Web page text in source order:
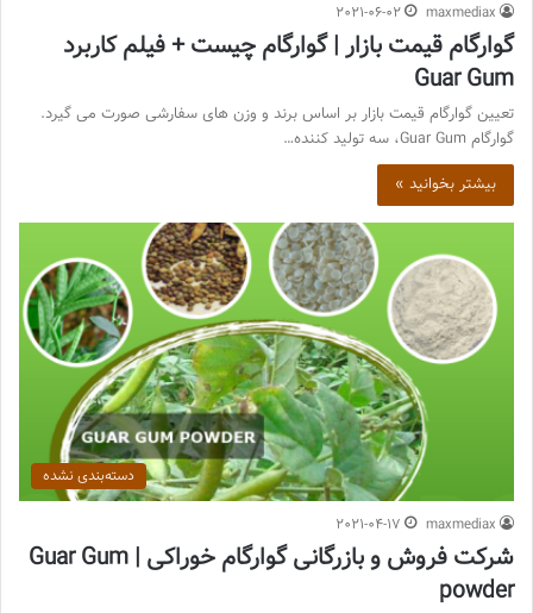
maxmediax
2021-06-02
گوارگام قیمت بازار | گوارگام چیست + فیلم کاربرد
Guar Gum
تعیین گوارگام قیمت بازار بر اساس برند و وزن های سفارشی صورت می گیرد.
گوارگام Guar Gum، سه تولید کننده…
بیشتر بخوانید »
دسته‌بندی نشده
maxmediax
2021-04-17
شرکت فروش و بازرگانی گوارگام خوراکی | Guar Gum
powder